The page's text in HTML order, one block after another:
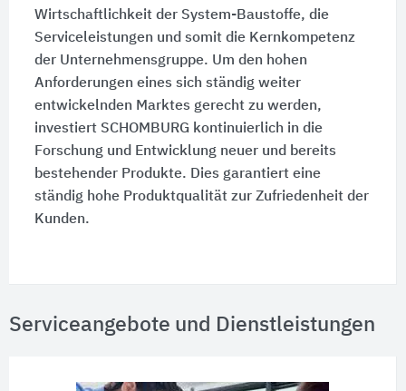
Wirtschaftlichkeit der System-Baustoffe, die
Serviceleistungen und somit die Kernkompetenz
der Unternehmensgruppe. Um den hohen
Anforderungen eines sich ständig weiter
entwickelnden Marktes gerecht zu werden,
investiert SCHOMBURG kontinuierlich in die
Forschung und Entwicklung neuer und bereits
bestehender Produkte. Dies garantiert eine
ständig hohe Produktqualität zur Zufriedenheit der
Kunden.
Serviceangebote und Dienstleistungen